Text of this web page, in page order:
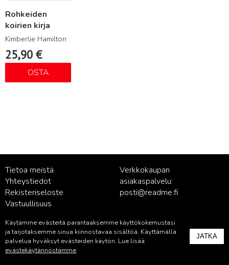
Rohkeiden
koirien kirja
Kimberlie Hamilton
25,90 €
OSTA
Tietoa meistä
Yhteystiedot
Rekisteriseloste
Vastuullisuus
Verkkokaupan
asiakaspalvelu:
posti@readme.fi
Kustantamon asiakaspalvelu:
palvelu@readme.fi
Käytämme evästeitä parantaaksemme käyttökokemustasi
ja tarjotaksemme sinua kiinnostavaa sisältöä. Käyttämällä
palvelua hyväksyt evästeiden käytön. Lue lisää
evästekäytännöstämme.
JATKA